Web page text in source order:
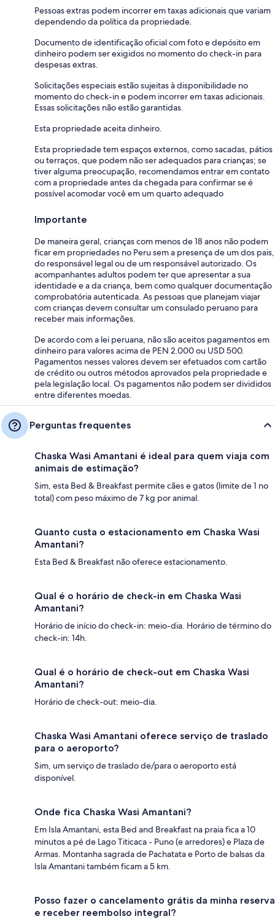
Pessoas extras podem incorrer em taxas adicionais que variam
dependendo da política da propriedade.
Documento de identificação oficial com foto e depósito em
dinheiro podem ser exigidos no momento do check-in para
despesas extras.
Solicitações especiais estão sujeitas à disponibilidade no
momento do check-in e podem incorrer em taxas adicionais.
Essas solicitações não estão garantidas.
Esta propriedade aceita dinheiro.
Esta propriedade tem espaços externos, como sacadas, pátios
ou terraços, que podem não ser adequados para crianças; se
tiver alguma preocupação, recomendamos entrar em contato
com a propriedade antes da chegada para confirmar se é
possível acomodar você em um quarto adequado
Importante
De maneira geral, crianças com menos de 18 anos não podem
ficar em propriedades no Peru sem a presença de um dos pais,
do responsável legal ou de um responsável autorizado. Os
acompanhantes adultos podem ter que apresentar a sua
identidade e a da criança, bem como qualquer documentação
comprobatória autenticada. As pessoas que planejam viajar
com crianças devem consultar um consulado peruano para
receber mais informações.
De acordo com a lei peruana, não são aceitos pagamentos em
dinheiro para valores acima de PEN 2.000 ou USD 500.
Pagamentos nesses valores devem ser efetuados com cartão
de crédito ou outros métodos aprovados pela propriedade e
pela legislação local. Os pagamentos não podem ser divididos
entre diferentes moedas.
Perguntas frequentes
Chaska Wasi Amantani é ideal para quem viaja com
animais de estimação?
Sim, esta Bed & Breakfast permite cães e gatos (limite de 1 no
total) com peso máximo de 7 kg por animal.
Quanto custa o estacionamento em Chaska Wasi
Amantani?
Esta Bed & Breakfast não oferece estacionamento.
Qual é o horário de check-in em Chaska Wasi
Amantani?
Horário de início do check-in: meio-dia. Horário de término do
check-in: 14h.
Qual é o horário de check-out em Chaska Wasi
Amantani?
Horário de check-out: meio-dia.
Chaska Wasi Amantani oferece serviço de traslado
para o aeroporto?
Sim, um serviço de traslado de/para o aeroporto está
disponível.
Onde fica Chaska Wasi Amantani?
Em Isla Amantani, esta Bed and Breakfast na praia fica a 10
minutos a pé de Lago Titicaca - Puno (e arredores) e Plaza de
Armas. Montanha sagrada de Pachatata e Porto de balsas da
Isla Amantani também ficam a 5 km.
Posso fazer o cancelamento grátis da minha reserva
e receber reembolso integral?